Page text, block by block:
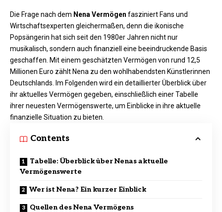
Die Frage nach dem Nena Vermögen fasziniert Fans und
Wirtschaftsexperten gleichermaßen, denn die ikonische
Popsängerin hat sich seit den 1980er Jahren nicht nur
musikalisch, sondern auch finanziell eine beeindruckende Basis
geschaffen. Mit einem geschätzten Vermögen von rund 12,5
Millionen Euro zählt Nena zu den wohlhabendsten Künstlerinnen
Deutschlands. Im Folgenden wird ein detaillierter Überblick über
ihr aktuelles Vermögen gegeben, einschließlich einer Tabelle
ihrer neuesten Vermögenswerte, um Einblicke in ihre aktuelle
finanzielle Situation zu bieten.
Contents
Tabelle: Überblick über Nenas aktuelle
Vermögenswerte
Wer ist Nena? Ein kurzer Einblick
Quellen des Nena Vermögens